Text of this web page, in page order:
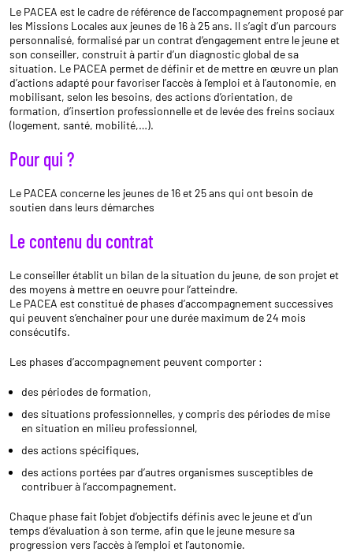
Le PACEA est le cadre de référence de l’accompagnement proposé par
les Missions Locales aux jeunes de 16 à 25 ans. Il s’agit d’un parcours
personnalisé, formalisé par un contrat d’engagement entre le jeune et
son conseiller, construit à partir d’un diagnostic global de sa
situation. Le PACEA permet de définir et de mettre en œuvre un plan
d’actions adapté pour favoriser l’accès à l’emploi et à l’autonomie, en
mobilisant, selon les besoins, des actions d’orientation, de
formation, d’insertion professionnelle et de levée des freins sociaux
(logement, santé, mobilité,…).
Pour qui ?
Le PACEA concerne les jeunes de 16 et 25 ans qui ont besoin de
soutien dans leurs démarches
Le contenu du contrat
Le conseiller établit un bilan de la situation du jeune, de son projet et
des moyens à mettre en oeuvre pour l’atteindre.
Le PACEA est constitué de phases d’accompagnement successives
qui peuvent s’enchaîner pour une durée maximum de 24 mois
consécutifs.
Les phases d’accompagnement peuvent comporter :
des périodes de formation,
des situations professionnelles, y compris des périodes de mise
en situation en milieu professionnel,
des actions spécifiques,
des actions portées par d’autres organismes susceptibles de
contribuer à l’accompagnement.
Chaque phase fait l’objet d’objectifs définis avec le jeune et d’un
temps d’évaluation à son terme, afin que le jeune mesure sa
progression vers l’accès à l’emploi et l’autonomie.